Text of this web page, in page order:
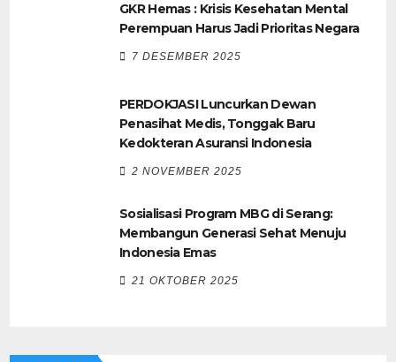
GKR Hemas : Krisis Kesehatan Mental
Perempuan Harus Jadi Prioritas Negara
7 DESEMBER 2025
PERDOKJASI Luncurkan Dewan
Penasihat Medis, Tonggak Baru
Kedokteran Asuransi Indonesia
2 NOVEMBER 2025
Sosialisasi Program MBG di Serang:
Membangun Generasi Sehat Menuju
Indonesia Emas
21 OKTOBER 2025